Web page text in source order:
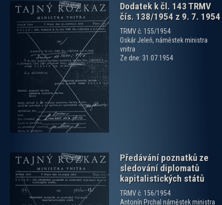
Dodatek k čl. 143 TRMV
čís. 138/1954 z 9. 7. 1954
TRMV č. 155/1954
Oskár Jeleň, náměstek ministra
vnitra
Ze dne: 31.07.1954
Předávání poznatků ze
sledování diplomatů
kapitalistických států
TRMV č. 156/1954
Antonín Prchal náměstek ministra
zobrazit PDF dokument